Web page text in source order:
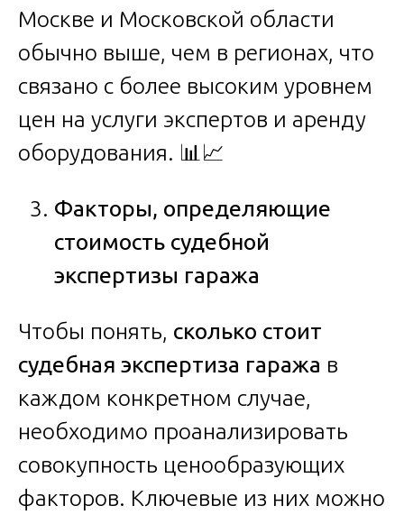
Москве и Московской области
обычно выше, чем в регионах, что
связано с более высоким уровнем
цен на услуги экспертов и аренду
оборудования. 📊📈
Факторы, определяющие
стоимость судебной
экспертизы гаража
Чтобы понять, сколько стоит
судебная экспертиза гаража в
каждом конкретном случае,
необходимо проанализировать
совокупность ценообразующих
факторов. Ключевые из них можно